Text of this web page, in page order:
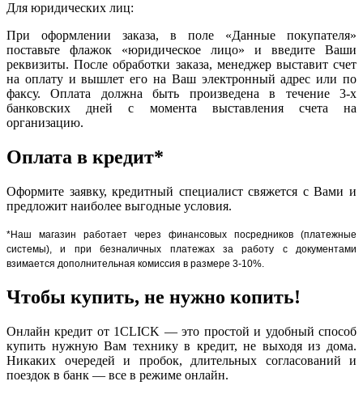
Для юридических лиц:
При оформлении заказа, в поле «Данные покупателя»
поставьте флажок «юридическое лицо» и введите Ваши
реквизиты. После обработки заказа, менеджер выставит счет
на оплату и вышлет его на Ваш электронный адрес или по
факсу. Оплата должна быть произведена в течение 3-х
банковских дней с момента выставления счета на
организацию.
Оплата в кредит*
Оформите заявку, кредитный специалист свяжется с Вами и
предложит наиболее выгодные условия.
*Наш магазин работает через финансовых посредников (платежные
системы), и при безналичных платежах за работу с документами
взимается дополнительная комиссия в размере 3-10%.
Чтобы купить, не нужно копить!
Онлайн кредит от 1CLICK — это простой и удобный способ
купить нужную Вам технику в кредит, не выходя из дома.
Никаких очередей и пробок, длительных согласований и
поездок в банк — все в режиме онлайн.